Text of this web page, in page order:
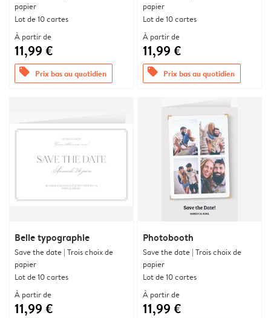
papier
Lot de 10 cartes
À partir de
11,99 €
offers Prix bas au quotidien
papier
Lot de 10 cartes
À partir de
11,99 €
offers Prix bas au quotidien
Belle typographie
Save the date | Trois choix de
papier
Lot de 10 cartes
À partir de
11,99 €
Photobooth
Save the date | Trois choix de
papier
Lot de 10 cartes
À partir de
11,99 €